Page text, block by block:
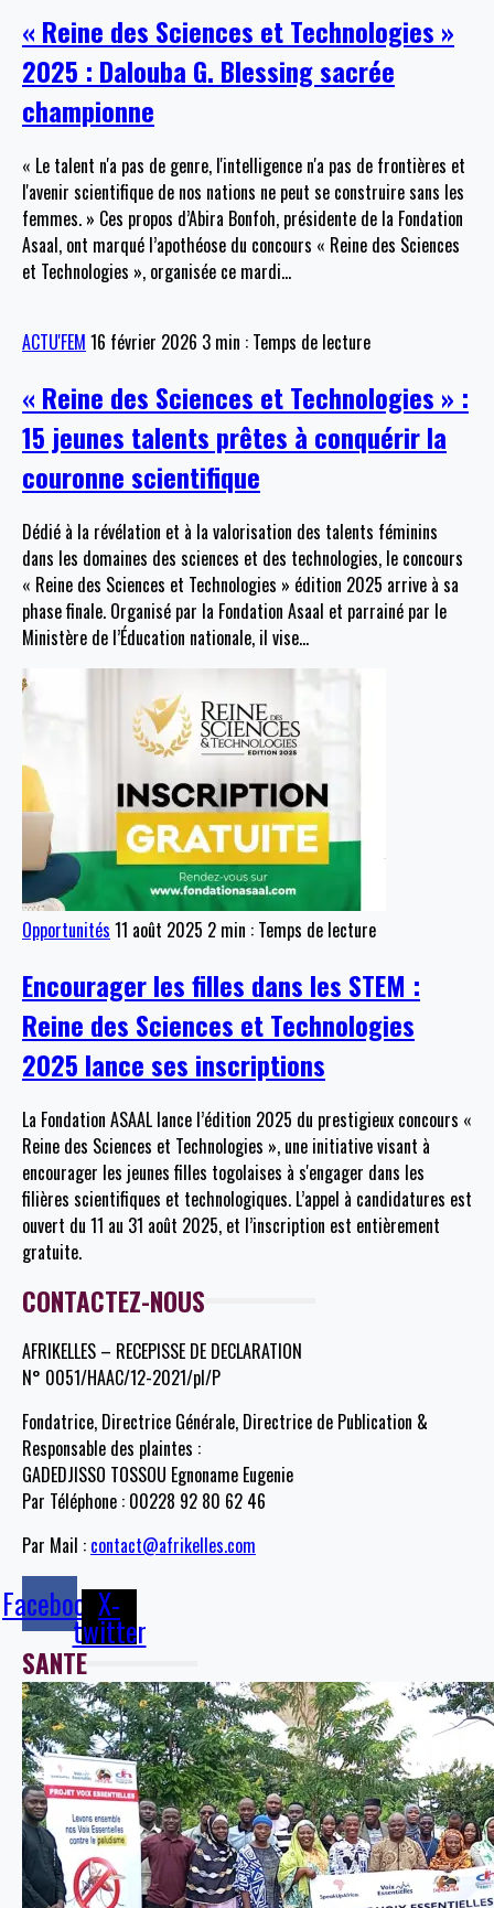
« Reine des Sciences et Technologies »
2025 : Dalouba G. Blessing sacrée
championne
« Le talent n'a pas de genre, l'intelligence n'a pas de frontières et
l'avenir scientifique de nos nations ne peut se construire sans les
femmes. » Ces propos d’Abira Bonfoh, présidente de la Fondation
Asaal, ont marqué l’apothéose du concours « Reine des Sciences
et Technologies », organisée ce mardi…
ACTU'FEM 16 février 2026 3 min : Temps de lecture
« Reine des Sciences et Technologies » :
15 jeunes talents prêtes à conquérir la
couronne scientifique
Dédié à la révélation et à la valorisation des talents féminins
dans les domaines des sciences et des technologies, le concours
« Reine des Sciences et Technologies » édition 2025 arrive à sa
phase finale. Organisé par la Fondation Asaal et parrainé par le
Ministère de l’Éducation nationale, il vise…
Opportunités 11 août 2025 2 min : Temps de lecture
Encourager les filles dans les STEM :
Reine des Sciences et Technologies
2025 lance ses inscriptions
La Fondation ASAAL lance l’édition 2025 du prestigieux concours «
Reine des Sciences et Technologies », une initiative visant à
encourager les jeunes filles togolaises à s'engager dans les
filières scientifiques et technologiques. L’appel à candidatures est
ouvert du 11 au 31 août 2025, et l’inscription est entièrement
gratuite.
CONTACTEZ-NOUS
AFRIKELLES – RECEPISSE DE DECLARATION
N° 0051/HAAC/12-2021/pl/P
Fondatrice, Directrice Générale, Directrice de Publication &
Responsable des plaintes :
GADEDJISSO TOSSOU Egnoname Eugenie
Par Téléphone : 00228 92 80 62 46
Par Mail : contact@afrikelles.com
FacebookX-
twitter
SANTE